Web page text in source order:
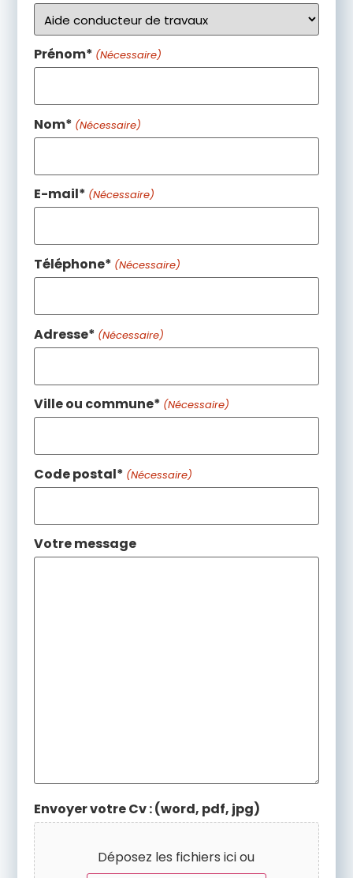
Prénom* (Nécessaire)
Nom* (Nécessaire)
E-mail* (Nécessaire)
Téléphone* (Nécessaire)
Adresse* (Nécessaire)
Ville ou commune* (Nécessaire)
Code postal* (Nécessaire)
Votre message
Envoyer votre Cv : (word, pdf, jpg)
Déposez les fichiers ici ou